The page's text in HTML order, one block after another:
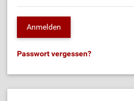
Passwort vergessen?